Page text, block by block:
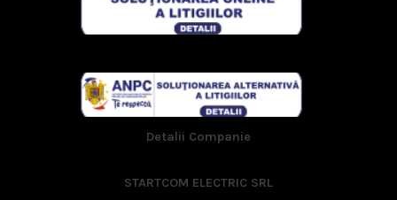
Detalii Companie
STARTCOM ELECTRIC SRL